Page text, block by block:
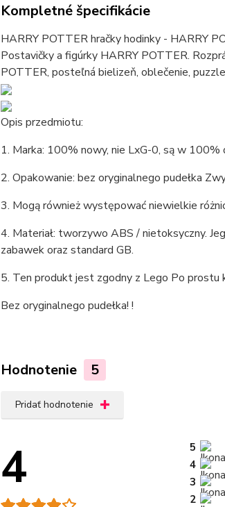
Kompletné špecifikácie
HARRY POTTER hračky hodinky - HARRY
Postavičky a figúrky HARRY POTTER.
POTTER, posteľná bielizeň, oblečenie,
Opis przedmiotu:
1. Marka: 100% nowy, nie LxG-0, są w
2. Opakowanie: bez oryginalnego pudełka
3. Mogą również występować niewielkie
4. Materiał: tworzywo ABS / nietoksyczny.
zabawek oraz standard GB.
5. Ten produkt jest zgodny z Lego Po prostu
Bez oryginalnego pudełka! !
Hodnotenie 5
Pridať hodnotenie
4 5
4
3
2